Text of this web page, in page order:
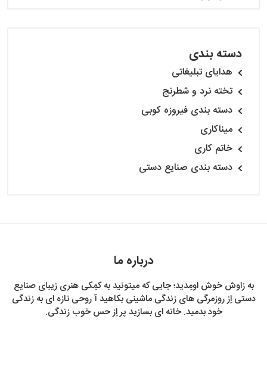
دسته بندی
هدایای تبلیغاتی
تخته نرد و شطرنج
دسته بندی فیروزه کوبی
میناکاری
خاتم کاری
دسته بندی صنایع دستی
درباره ما
به زاوش خوش اومِدید؛ جایی که میتونید به کمِکی هنری زیبای صنایع
دستی اِز روزمرگی های زندگی ماشینی بکاهید آ روحی تازه ای به زندگی
خود بدمید. خانه ای بسازید پر اِز حس خوب زندگی.